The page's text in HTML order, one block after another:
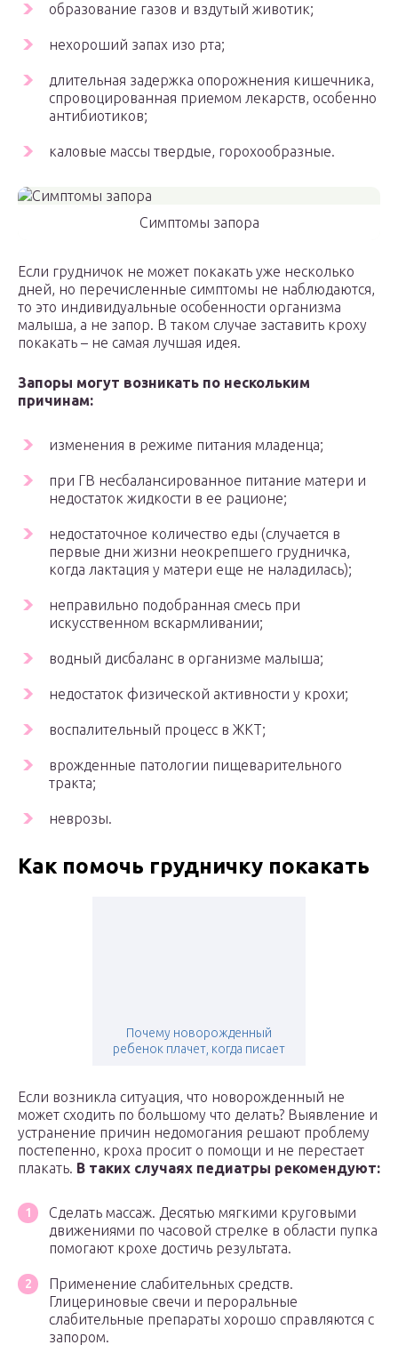
образование газов и вздутый животик;
нехороший запах изо рта;
длительная задержка опорожнения кишечника,
спровоцированная приемом лекарств, особенно
антибиотиков;
каловые массы твердые, горохообразные.
Симптомы запора
Если грудничок не может покакать уже несколько
дней, но перечисленные симптомы не наблюдаются,
то это индивидуальные особенности организма
малыша, а не запор. В таком случае заставить кроху
покакать – не самая лучшая идея.
Запоры могут возникать по нескольким
причинам:
изменения в режиме питания младенца;
при ГВ несбалансированное питание матери и
недостаток жидкости в ее рационе;
недостаточное количество еды (случается в
первые дни жизни неокрепшего грудничка,
когда лактация у матери еще не наладилась);
неправильно подобранная смесь при
искусственном вскармливании;
водный дисбаланс в организме малыша;
недостаток физической активности у крохи;
воспалительный процесс в ЖКТ;
врожденные патологии пищеварительного
тракта;
неврозы.
Как помочь грудничку покакать
Почему новорожденный
ребенок плачет, когда писает
Если возникла ситуация, что новорожденный не
может сходить по большому что делать? Выявление и
устранение причин недомогания решают проблему
постепенно, кроха просит о помощи и не перестает
плакать. В таких случаях педиатры рекомендуют:
Сделать массаж. Десятью мягкими круговыми
движениями по часовой стрелке в области пупка
помогают крохе достичь результата.
Применение слабительных средств.
Глицериновые свечи и пероральные
слабительные препараты хорошо справляются с
запором.